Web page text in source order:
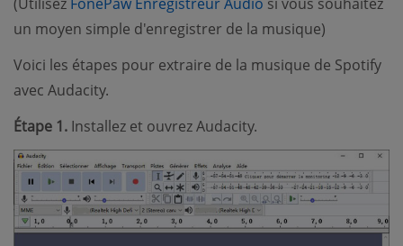
un moyen simple d'enregistrer de la musique)
Voici les étapes pour extraire de la musique de Spotify
avec Audacity.
Étape 1. Installez et ouvrez Audacity.